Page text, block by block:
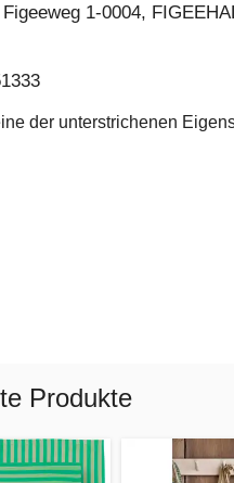
1-0004,
der unterstrichenen
Produkte